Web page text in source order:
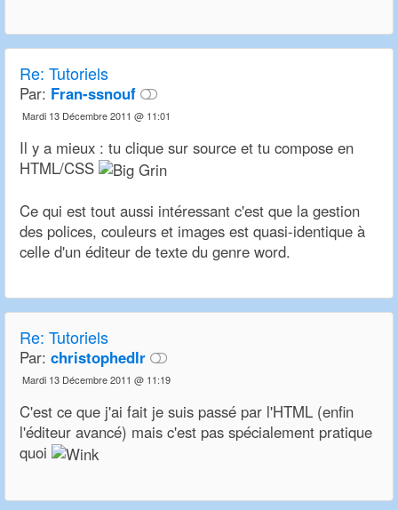
Re: Tutoriels
Par: Fran-ssnouf
Mardi 13 Décembre 2011 @ 11:01
Il y a mieux : tu clique sur source et tu compose en
HTML/CSS
Ce qui est tout aussi intéressant c'est que la gestion
des polices, couleurs et images est quasi-identique à
celle d'un éditeur de texte du genre word.
Re: Tutoriels
Par: christophedlr
Mardi 13 Décembre 2011 @ 11:19
C'est ce que j'ai fait je suis passé par l'HTML (enfin
l'éditeur avancé) mais c'est pas spécialement pratique
quoi